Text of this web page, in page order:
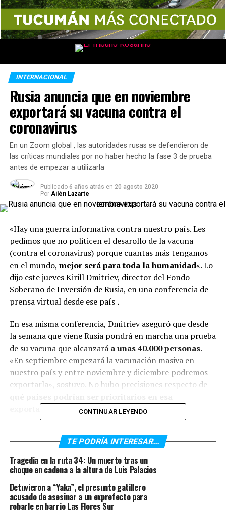
INTERNACIONAL
Rusia anuncia que en noviembre
exportará su vacuna contra el
coronavirus
En un Zoom global , las autoridades rusas se defendieron de
las críticas mundiales por no haber hecho la fase 3 de prueba
antes de empezar a utilizarla
Publicado 6 años atrás en 20 agosto 2020
Por Ailén Lazarte
«Hay una guerra informativa contra nuestro país. Les
pedimos que no politicen el desarollo de la vacuna
(contra el coronavirus) porque cuantas más tengamos
en el mundo, mejor será para toda la humanidad«. Lo
dijo este jueves Kirill Dmitriev, director del Fondo
Soberano de Inversión de Rusia, en una conferencia de
prensa virtual desde ese país .
En esa misma conferencia, Dmitriev aseguró que desde
la semana que viene Rusia pondrá en marcha una prueba
de su vacuna que alcanzará a unas 40.000 personas.
«En septiembre empezará la vacunación masiva en
nuestro país y entre noviembre y diciembre podremos
exportarla», sostuvo. No hubo precisiones respecto de
prensa, implicaríados dosis aplicadas con 21 días de
diferencia
. El presidente de ese país, Vladimir Putin,
anunció el 11 de agosto que Rusia había desarrollado la
enseguida que la fórmula había sido bautizada «Sputnik
V», nada menos que comoel satélite soviético que
CONTINUAR LEYENDO
TE PODRÍA INTERESAR...
Tragedia en la ruta 34: Un muerto tras un
choque en cadena a la altura de Luis Palacios
Detuvieron a “Yaka”, el presunto gatillero
acusado de asesinar a un exprefecto para
robarle en barrio Las Flores Sur